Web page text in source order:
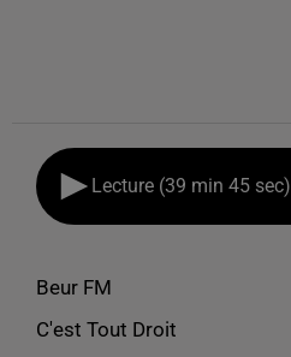
Lecture (39 min 45 sec)
Beur FM
C'est Tout Droit